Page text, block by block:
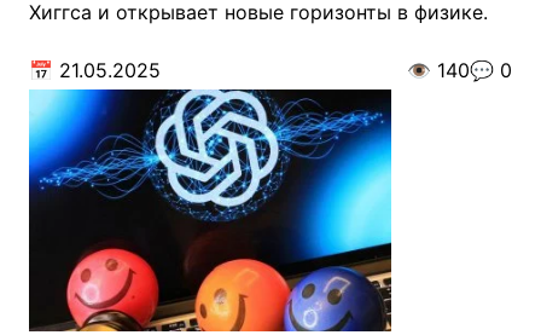
Хиггса и открывает новые горизонты в физике.
📅 21.05.2025 👁️ 140💬 0